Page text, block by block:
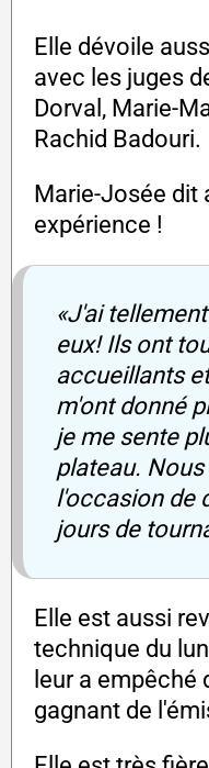
Elle dévoile
avec les juges
Dorval, Marie-
Rachid Badouri.
Marie-Josée dit
expérience !
«J'ai
eux! Ils ont
accueillants
m'ont donné
je me sente
plateau.
l'occasion de
jours de
Elle est aussi
technique du
leur a empêché
gagnant de